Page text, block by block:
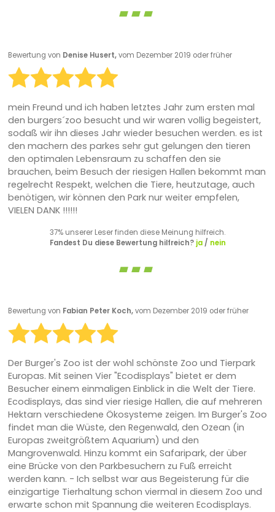
Bewertung von Denise Husert,vom Dezember 2019 oder früher
mein Freund und ich haben letztes Jahr zum ersten mal
den burgers´zoo besucht und wir waren vollig begeistert,
sodaß wir ihn dieses Jahr wieder besuchen werden. es ist
den machern des parkes sehr gut gelungen den tieren
den optimalen Lebensraum zu schaffen den sie
brauchen, beim Besuch der riesigen Hallen bekommt man
regelrecht Respekt, welchen die Tiere, heutzutage, auch
benötigen, wir können den Park nur weiter empfelen,
VIELEN DANK !!!!!!
37% unserer Leser finden diese Meinung hilfreich.
Fandest Du diese Bewertung hilfreich? ja/ nein
Bewertung von Fabian Peter Koch,vom Dezember 2019 oder früher
Der Burger's Zoo ist der wohl schönste Zoo und Tierpark
Europas. Mit seinen Vier "Ecodisplays" bietet er dem
Besucher einem einmaligen Einblick in die Welt der Tiere.
Ecodisplays, das sind vier riesige Hallen, die auf mehreren
Hektarn verschiedene Ökosysteme zeigen. Im Burger's Zoo
findet man die Wüste, den Regenwald, den Ozean (in
Europas zweitgrößtem Aquarium) und den
Mangrovenwald. Hinzu kommt ein Safaripark, der über
eine Brücke von den Parkbesuchern zu Fuß erreicht
werden kann. - Ich selbst war aus Begeisterung für die
einzigartige Tierhaltung schon viermal in diesem Zoo und
erwarte schon mit Spannung die weiteren Ecodisplays.